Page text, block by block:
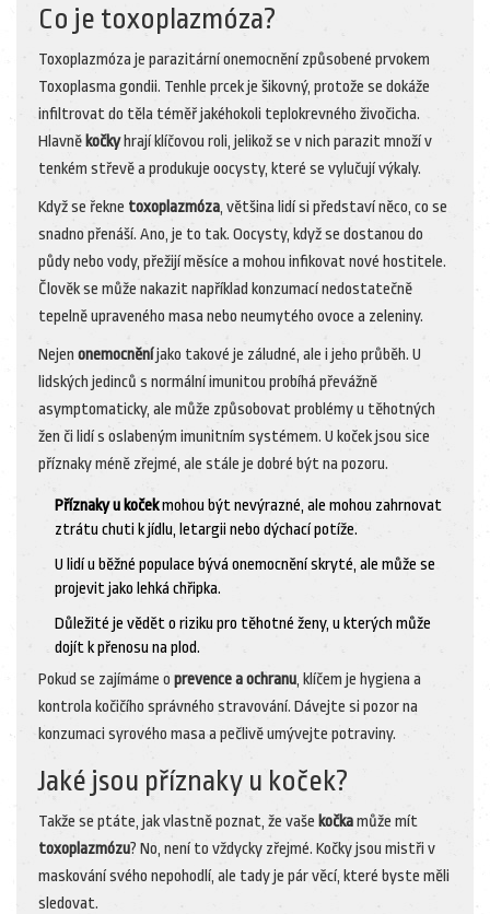
Co je toxoplazmóza?
Toxoplazmóza je parazitární onemocnění způsobené prvokem
Toxoplasma gondii. Tenhle prcek je šikovný, protože se dokáže
infiltrovat do těla téměř jakéhokoli teplokrevného živočicha.
Hlavně kočkyhrají klíčovou roli, jelikož se v nich parazit množí v
tenkém střevě a produkuje oocysty, které se vylučují výkaly.
Když se řekne toxoplazmóza, většina lidí si představí něco, co se
snadno přenáší. Ano, je to tak. Oocysty, když se dostanou do
půdy nebo vody, přežijí měsíce a mohou infikovat nové hostitele.
Člověk se může nakazit například konzumací nedostatečně
tepelně upraveného masa nebo neumytého ovoce a zeleniny.
Nejen onemocněníjako takové je záludné, ale i jeho průběh. U
lidských jedinců s normální imunitou probíhá převážně
asymptomaticky, ale může způsobovat problémy u těhotných
žen či lidí s oslabeným imunitním systémem. U koček jsou sice
příznaky méně zřejmé, ale stále je dobré být na pozoru.
Příznaky u kočekmohou být nevýrazné, ale mohou zahrnovat
ztrátu chuti k jídlu, letargii nebo dýchací potíže.
U lidí u běžné populace bývá onemocnění skryté, ale může se
projevit jako lehká chřipka.
Důležité je vědět o riziku pro těhotné ženy, u kterých může
dojít k přenosu na plod.
Pokud se zajímáme o prevence a ochranu, klíčem je hygiena a
kontrola kočičího správného stravování. Dávejte si pozor na
konzumaci syrového masa a pečlivě umývejte potraviny.
Jaké jsou příznaky u koček?
Takže se ptáte, jak vlastně poznat, že vaše kočkamůže mít
toxoplazmózu? No, není to vždycky zřejmé. Kočky jsou mistři v
maskování svého nepohodlí, ale tady je pár věcí, které byste měli
sledovat.